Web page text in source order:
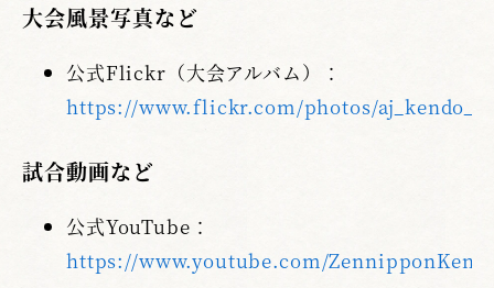
大会風景写真など
公式Flickr（大会アルバム）：
https://www.flickr.com/photos/aj_kendo_f/
試合動画など
公式YouTube：
https://www.youtube.com/